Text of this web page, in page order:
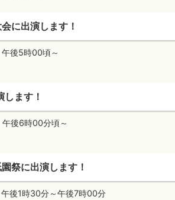
に出演します！
後5時00頃～
ます！
後6時00分頃～
祭に出演します！
後1時30分～午後7時00分